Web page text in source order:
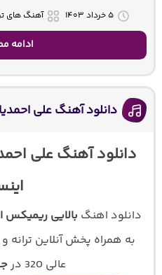
۵ خرداد ۱۴۰۳ آهنگ های
ادامه
دانلود آهنگ علی
دانلود آهنگ علی
دانلود اهنگ بالایی ریمیکس
به همراه پخش آنلاین
عالی 320 در